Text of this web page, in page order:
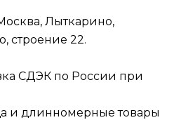
Лыткарино,
строение 22.
СДЭК по России при
и длинномерные товары